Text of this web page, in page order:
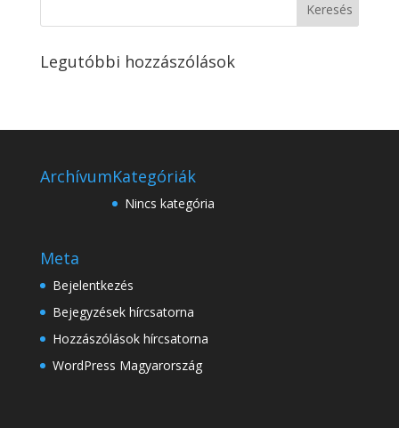
Legutóbbi hozzászólások
ArchívumKategóriák
Nincs kategória
Meta
Bejelentkezés
Bejegyzések hírcsatorna
Hozzászólások hírcsatorna
WordPress Magyarország